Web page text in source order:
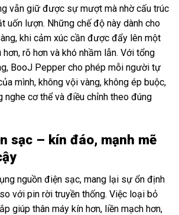
vẫn giữ được sự mượt mà nhờ cấu trúc
uốn lượn. Những chế độ này dành cho
khi cảm xúc cần được đẩy lên một
rõ hơn và khó nhầm lẫn. Với tổng
BooJ Pepper cho phép mỗi người tự
mình, không vội vàng, không ép buộc,
nghe cơ thể và điều chỉnh theo đúng
sạc – kín đáo, mạnh mẽ
nguồn điện sạc, mang lại sự ổn định
với pin rời truyền thống. Việc loại bỏ
giúp thân máy kín hơn, liền mạch hơn,